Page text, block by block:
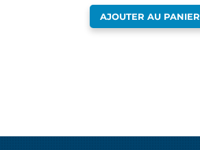
AJOUTER AU PANIER